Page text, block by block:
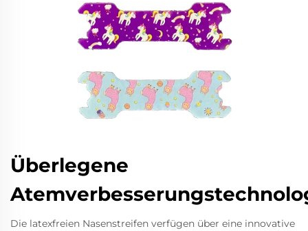
Überlegene
Die latexfreien Nasenstreifen verfügen über eine innovative